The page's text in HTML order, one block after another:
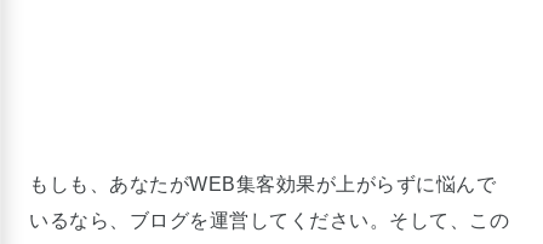
もしも、あなたがWEB集客効果が上がらずに悩んで
いるなら、ブログを運営してください。そして、この